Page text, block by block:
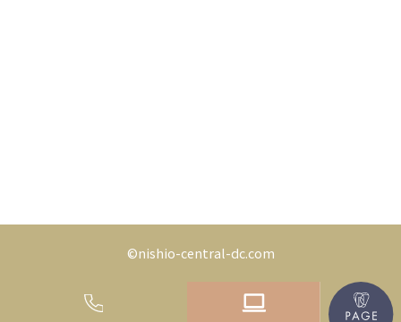
©nishio-central-dc.com